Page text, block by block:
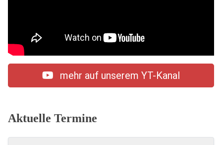
mehr auf unserem YT-Kanal
Aktuelle Termine